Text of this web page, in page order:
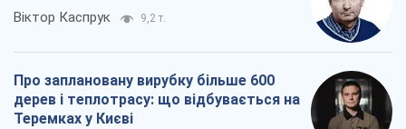
Віктор Каспрук 9,2 т.
Про заплановану вирубку більше 600
дерев і теплотрасу: що відбувається на
Теремках у Києві